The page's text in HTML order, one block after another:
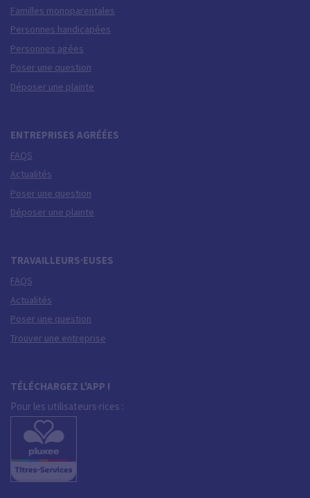
Familles monoparentales
Personnes handicapées
Personnes agées
Poser une question
Déposer une plainte
ENTREPRISES AGRÉÉES
FAQS
Actualités
Poser une question
Déposer une plainte
TRAVAILLEURS·EUSES
FAQS
Actualités
Poser une question
Trouver une entreprise
TÉLÉCHARGEZ L'APP !
Pour les utilisateurs·rices :